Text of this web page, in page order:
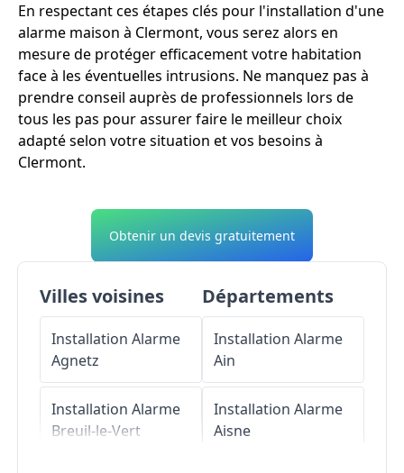
En respectant ces étapes clés pour l'installation d'une
alarme maison à Clermont, vous serez alors en
mesure de protéger efficacement votre habitation
face à les éventuelles intrusions. Ne manquez pas à
prendre conseil auprès de professionnels lors de
tous les pas pour assurer faire le meilleur choix
adapté selon votre situation et vos besoins à
Clermont.
Obtenir un devis gratuitement
Villes voisines
Installation Alarme
Agnetz
Installation Alarme
Breuil-le-Vert
Départements
Installation Alarme
Ain
Installation Alarme
Aisne